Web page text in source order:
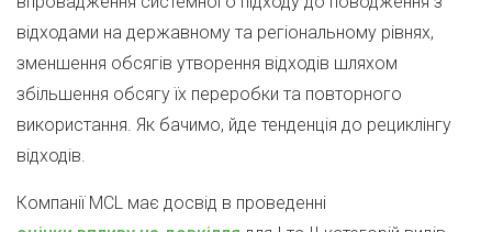
відходами на державному та регіональному рівнях,
зменшення обсягів утворення відходів шляхом
збільшення обсягу їх переробки та повторного
використання. Як бачимо, йде тенденція до рециклінгу
відходів.
Компанії MCL має досвід в проведенні